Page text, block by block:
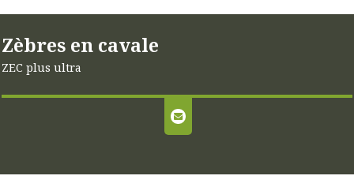
Zèbres en cavale
ZEC plus ultra